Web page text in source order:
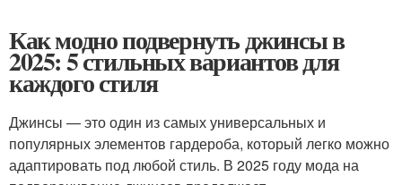
Как модно подвернуть джинсы в
2025: 5 стильных вариантов для
каждого стиля
Джинсы — это один из самых универсальных и
популярных элементов гардероба, который легко можно
адаптировать под любой стиль. В 2025 году мода на